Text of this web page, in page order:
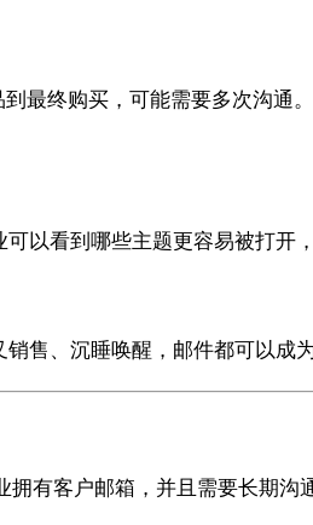
最终购买，可能需要多次沟
以看到哪些主题更容易被打开
售、沉睡唤醒，邮件都可以成
有客户邮箱，并且需要长期沟